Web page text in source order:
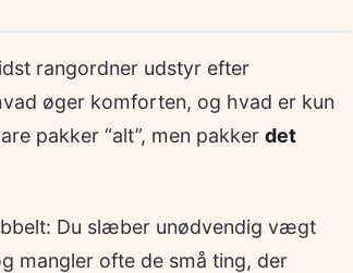
rangordner udstyr efter
øger komforten, og hvad er kun
pakker “alt”, men pakker det
Du slæber unødvendig vægt
mangler ofte de små ting, der